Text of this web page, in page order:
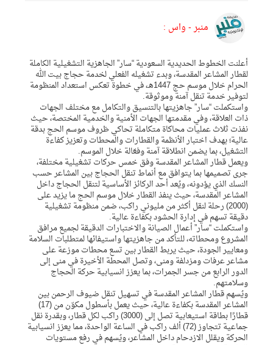
منبر - واس :
أعلنت الخطوط الحديدية السعودية “سار” الجاهزية التشغيلية الكاملة
لقطار المشاعر المقدسة، وبدء تشغيله الفعلي لخدمة حجاج بيت الله
الحرام خلال موسم حج 1447هـ، في خطوة تعكس استعداد المنظومة
لتوفير خدمة تنقل آمنة وموثوقة.
واستكملت “سار” جاهزيتها بالتنسيق والتكامل مع مختلف الجهات
ذات العلاقة، وفي مقدمتها الجهات الأمنية والخدمية المختصة، حيث
نفذت ثلاث عمليات محاكاة متكاملة تحاكي ظروف موسم الحج بدقة
عالية؛ بهدف اختبار الأنظمة والقطارات والمحطات وتعزيز كفاءة
التشغيل، بما يضمن انطلاقة آمنة وفعّالة خلال الموسم.
ويعمل قطار المشاعر المقدسة وفق خمس حركات تشغيلية مختلفة،
جرى تصميمها بما يتوافق مع أنماط تنقل الحجاج بين المشاعر حسب
النسك الذي يؤدونه، ويُعد أحد الركائز الأساسية لتنقل الحجاج داخل
المشاعر المقدسة، حيث ينفذ القطار خلال موسم الحج ما يزيد على
(2000) رحلة لنقل أكثر من مليوني راكب، ضمن منظومة تشغيلية
دقيقة تسهم في إدارة الحشود بكفاءة عالية.
واستكملت “سار” أعمال الصيانة والاختبارات الدقيقة لجميع مرافق
المشروع ومحطاته، للتأكد من جاهزيتها واستيفائها لمتطلبات السلامة
ومعايير الجودة، حيث يربط القطار بين تسع محطات موزعة على
مشاعر عرفات ومزدلفة ومنى، وتصل المحطة الأخيرة في منى إلى
الدور الرابع من جسر الجمرات، بما يعزز انسيابية حركة الحجاج
وسلامتهم.
ويُسهم قطار المشاعر المقدسة في تسهيل تنقل ضيوف الرحمن بين
المشاعر المقدسة بكفاءة عالية، حيث يعمل بأسطول مكوّن من (17)
قطارًا بطاقة استيعابية تصل إلى (3000) راكب لكل قطار، وبقدرة نقل
جماعية تتجاوز (72) ألف راكب في الساعة الواحدة، مما يعزز انسيابية
الحركة ويقلل الازدحام داخل المشاعر، ويُسهم في رفع مستويات